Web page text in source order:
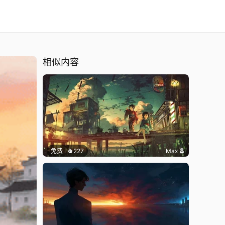
相似内容
免费 227 Max